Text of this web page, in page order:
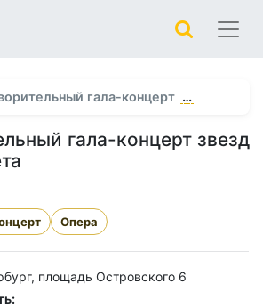
гала-концерт …
гала-концерт звезд
Опера
площадь Островского 6